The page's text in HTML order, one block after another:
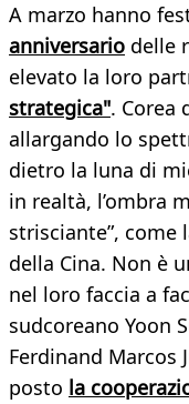
A marzo hanno
anniversario delle
elevato la loro
strategica". Corea
allargando lo
dietro la luna di
in realtà, l’ombra
strisciante”, come
della Cina. Non è
nel loro faccia a
sudcoreano Yoon
Ferdinand Marcos
posto la